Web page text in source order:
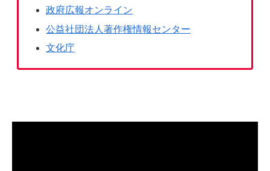
政府広報オンライン
公益社団法人著作権情報センター
文化庁